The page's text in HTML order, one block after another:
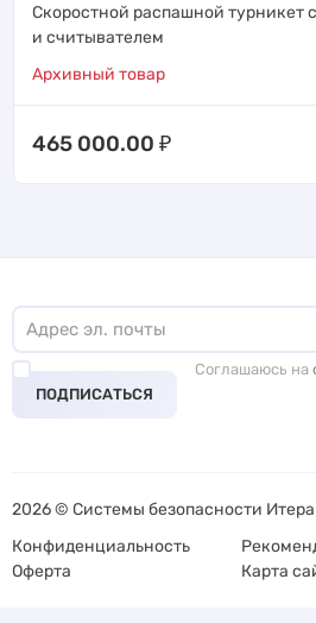
Скоростной распашной турникет
и считывателем
Архивный товар
465 000.00 ₽
ПОДПИСАТЬСЯ
Соглашаюсь на
2026 © Системы безопасности
Конфиденциальность
Оферта
Карта